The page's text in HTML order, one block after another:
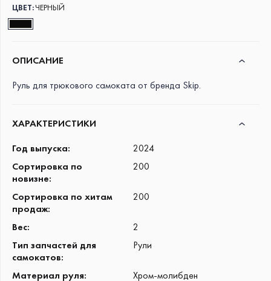
ЦВЕТ:ЧЕРНЫЙ
ОПИСАНИЕ
Руль для трюкового самоката от бренда Skip.
ХАРАКТЕРИСТИКИ
Год выпуска:
2024
Сортировка по
новизне:
200
Сортировка по хитам
продаж:
200
Вес:
2
Тип запчастей для
самокатов:
Рули
Материал руля: Хром-молибден